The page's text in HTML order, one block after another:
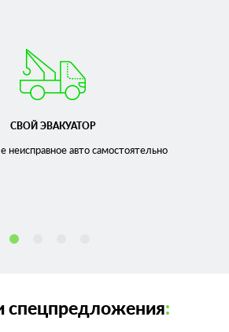
СВОЙ ЭВАКУАТОР
неисправноеавто самостоятельно
спецпредложения: